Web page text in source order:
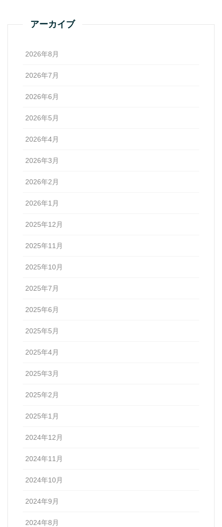
アーカイブ
2026年8月
2026年7月
2026年6月
2026年5月
2026年4月
2026年3月
2026年2月
2026年1月
2025年12月
2025年11月
2025年10月
2025年7月
2025年6月
2025年5月
2025年4月
2025年3月
2025年2月
2025年1月
2024年12月
2024年11月
2024年10月
2024年9月
2024年8月